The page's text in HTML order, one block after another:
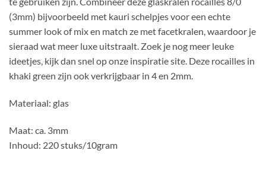
(3mm) bijvoorbeeld met kauri schelpjes voor een echte
summer look of mix en match ze met facetkralen, waardoor je
sieraad wat meer luxe uitstraalt. Zoek je nog meer leuke
ideetjes, kijk dan snel op onze inspiratie site. Deze rocailles in
khaki green zijn ook verkrijgbaar in 4 en 2mm.
Materiaal: glas
Maat: ca. 3mm
Inhoud: 220 stuks/10gram